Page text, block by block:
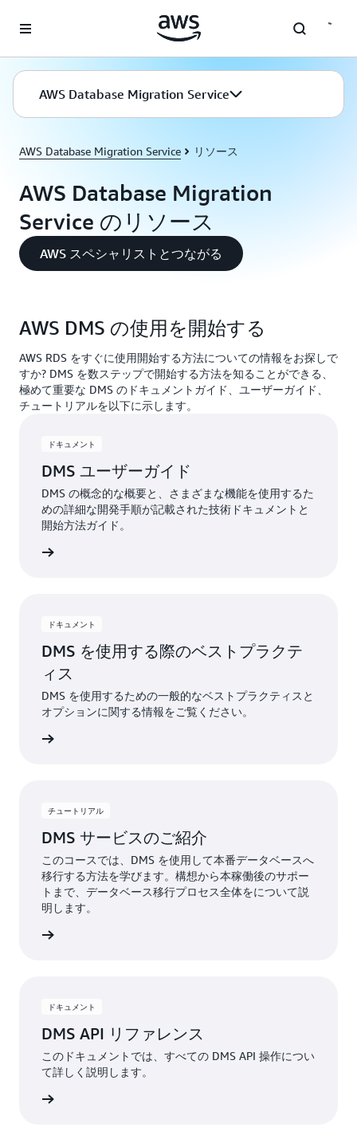
AWS Database Migration Service
AWS Database Migration Service リソース
AWS Database Migration
Service のリソース
AWS スペシャリストとつながる
AWS DMS の使用を開始する
AWS RDS をすぐに使用開始する方法についての情報をお探しで
すか? DMS を数ステップで開始する方法を知ることができる、
極めて重要な DMS のドキュメントガイド、ユーザーガイド、
チュートリアルを以下に示します。
ドキュメント
DMS ユーザーガイド
DMS の概念的な概要と、さまざまな機能を使用するた
めの詳細な開発手順が記載された技術ドキュメントと
開始方法ガイド。
ドキュメント
DMS を使用する際のベストプラクテ
ィス
DMS を使用するための一般的なベストプラクティスと
オプションに関する情報をご覧ください。
チュートリアル
DMS サービスのご紹介
このコースでは、DMS を使用して本番データベースへ
移行する方法を学びます。構想から本稼働後のサポー
トまで、データベース移行プロセス全体をについて説
明します。
ドキュメント
DMS API リファレンス
このドキュメントでは、すべての DMS API 操作につい
て詳しく説明します。